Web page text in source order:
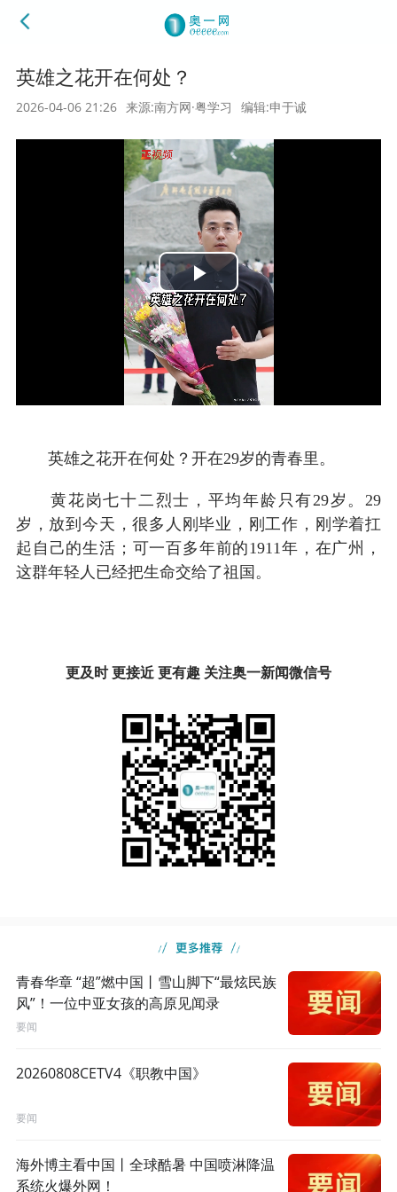
英雄之花开在何处？
2026-04-06 21:26 来源:南方网·粤学习 编辑:申于诚
Play
Video
英雄之花开在何处？开在29岁的青春里。
黄花岗七十二烈士，平均年龄只有29岁。29
岁，放到今天，很多人刚毕业，刚工作，刚学着扛
起自己的生活；可一百多年前的1911年，在广州，
这群年轻人已经把生命交给了祖国。
更及时 更接近 更有趣 关注奥一新闻微信号
青春华章 “超”燃中国丨雪山脚下“最炫民族
风”！一位中亚女孩的高原见闻录
要闻
20260808CETV4《职教中国》
要闻
海外博主看中国丨全球酷暑 中国喷淋降温
系统火爆外网！